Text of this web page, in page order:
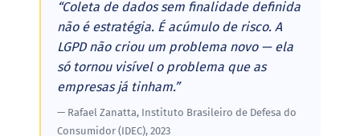
“Coleta de dados sem finalidade definida
não é estratégia. É acúmulo de risco. A
LGPD não criou um problema novo — ela
só tornou visível o problema que as
empresas já tinham.”
— Rafael Zanatta, Instituto Brasileiro de Defesa do
Consumidor (IDEC), 2023